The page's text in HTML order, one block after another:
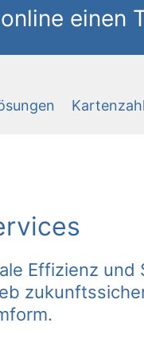
einen
Effizienz und